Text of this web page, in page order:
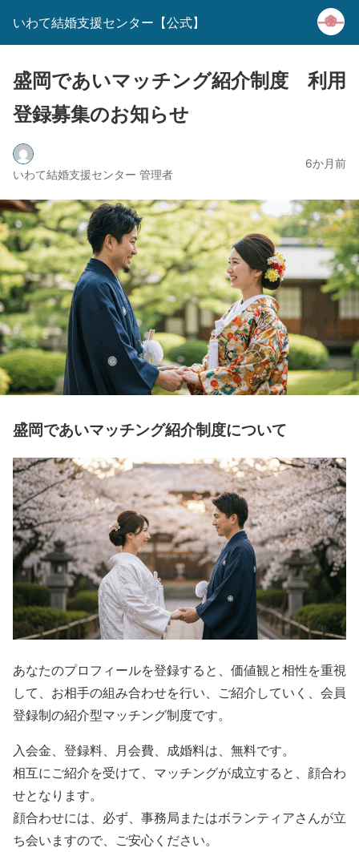
いわて結婚支援センター【公式】
盛岡であいマッチング紹介制度 利用
登録募集のお知らせ
いわて結婚支援センター 管理者
6か月前
盛岡であいマッチング紹介制度について
あなたのプロフィールを登録すると、価値観と相性を重視
して、お相手の組み合わせを行い、ご紹介していく、会員
登録制の紹介型マッチング制度です。
入会金、登録料、月会費、成婚料は、無料です。
相互にご紹介を受けて、マッチングが成立すると、顔合わ
せとなります。
顔合わせには、必ず、事務局またはボランティアさんが立
ち会いますので、ご安心ください。